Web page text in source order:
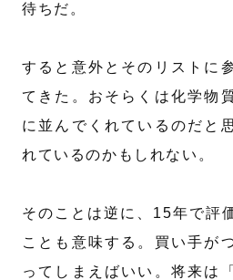
待ちだ。
すると意外とそのリストに
てきた。おそらくは化学物
に並んでくれているのだと
れているのかもしれない。
そのことは逆に、15年で評
ことも意味する。買い手が
ってしまえばいい。将来は